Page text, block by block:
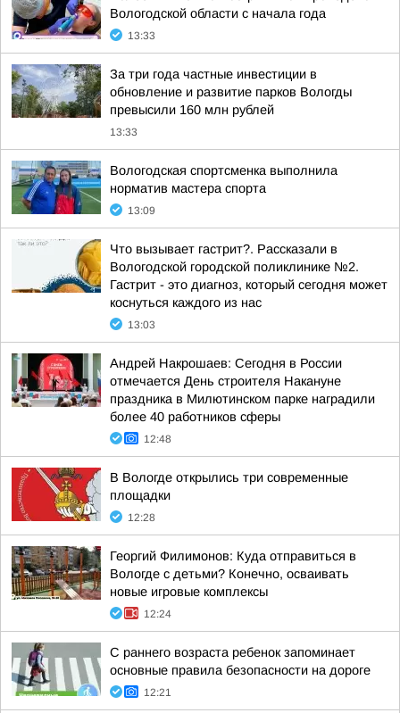
Вологодской области с начала года
13:33
За три года частные инвестиции в
обновление и развитие парков Вологды
превысили 160 млн рублей
13:33
Вологодская спортсменка выполнила
норматив мастера спорта
13:09
Что вызывает гастрит?. Рассказали в
Вологодской городской поликлинике №2.
Гастрит - это диагноз, который сегодня может
коснуться каждого из нас
13:03
Андрей Накрошаев: Сегодня в России
отмечается День строителя Накануне
праздника в Милютинском парке наградили
более 40 работников сферы
12:48
В Вологде открылись три современные
площадки
12:28
Георгий Филимонов: Куда отправиться в
Вологде с детьми? Конечно, осваивать
новые игровые комплексы
12:24
С раннего возраста ребенок запоминает
основные правила безопасности на дороге
12:21